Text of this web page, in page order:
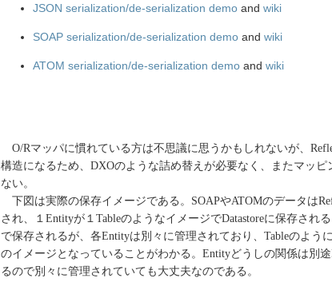
JSON serialization/de-serialization demo and wiki
SOAP serialization/de-serialization demo and wiki
ATOM serialization/de-serialization demo and wiki
O/Rマッパに慣れている方は不思議に思うかもしれないが、
構造になるため、DXOのような詰め替えが必要なく、またマッ
ない。
下図は実際の保存イメージである。SOAPやATOMのデータは
され、１Entityが１TableのようなイメージでDatastoreに保存され
で保存されるが、各Entityは別々に管理されており、Tableのよう
のイメージとなっていることがわかる。Entityどうしの関係は別
るので別々に管理されていても大丈夫なのである。